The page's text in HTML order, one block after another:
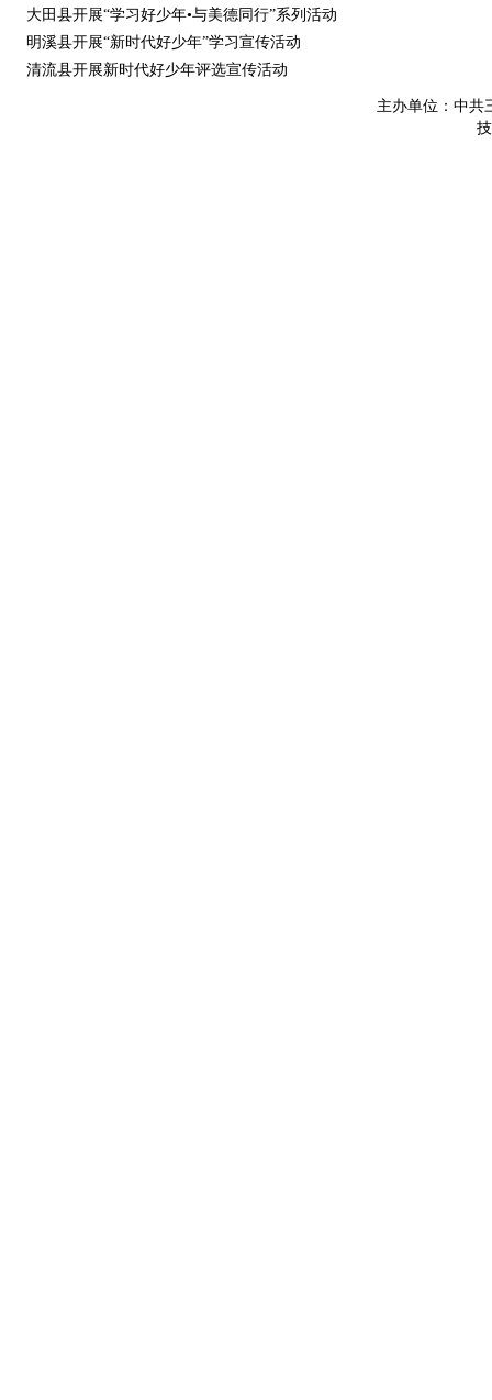
大田县开展“学习好少年•与美德同行”系列活动
明溪县开展“新时代好少年”学习宣传活动
清流县开展新时代好少年评选宣传活动
主办单位：中